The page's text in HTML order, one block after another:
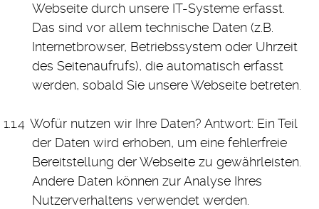
Webseite durch unsere IT-Systeme erfasst.
Das sind vor allem technische Daten (z.B.
Internetbrowser, Betriebssystem oder Uhrzeit
des Seitenaufrufs), die automatisch erfasst
werden, sobald Sie unsere Webseite betreten.
Wofür nutzen wir Ihre Daten? Antwort: Ein Teil
der Daten wird erhoben, um eine fehlerfreie
Bereitstellung der Webseite zu gewährleisten.
Andere Daten können zur Analyse Ihres
Nutzerverhaltens verwendet werden.